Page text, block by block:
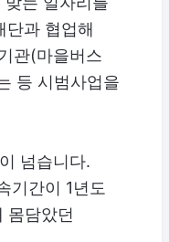
단과 협업해
관(마을버스
등 시범사업을
넘습니다.
기간이 1년도
몸담았던